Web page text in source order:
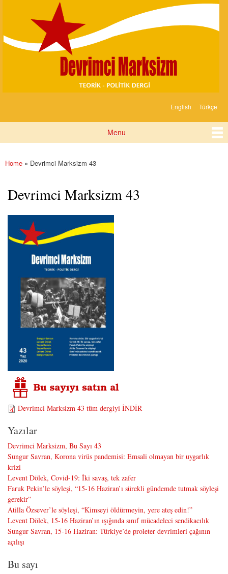
content
Marksizm
English Türkçe
Menu
You are here
Home » Devrimci Marksizm 43
Devrimci Marksizm 43
Devrimci Marksizm 43 tüm dergiyi İNDİR
Yazılar
Devrimci Marksizm, Bu Sayı 43
Sungur Savran, Korona virüs pandemisi: Emsali olmayan bir uygarlık
krizi
Levent Dölek, Covid-19: İki savaş, tek zafer
Faruk Pekin’le söyleşi, “15-16 Haziran’ı sürekli gündemde tutmak söyleşi
gerekir”
Atilla Özsever’le söyleşi, “Kimseyi öldürmeyin, yere ateş edin!”
Levent Dölek, 15-16 Haziran’ın ışığında sınıf mücadeleci sendikacılık
Sungur Savran, 15-16 Haziran: Türkiye’de proleter devrimleri çağının
açılışı
Bu sayı